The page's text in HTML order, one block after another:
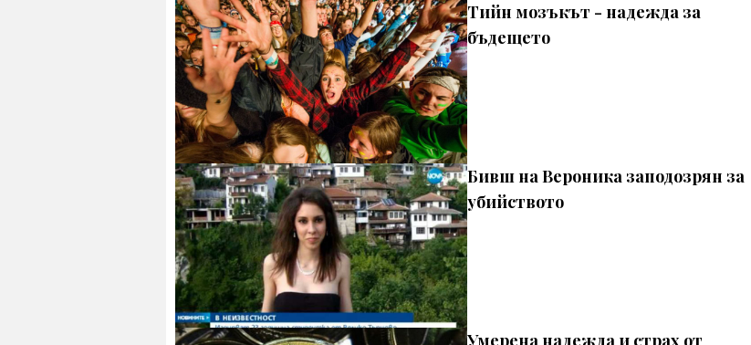
Тийн мозъкът - надежда за
бъдещето
Бивш на Вероника заподозрян за
убийството
Умерена надежда и страх от